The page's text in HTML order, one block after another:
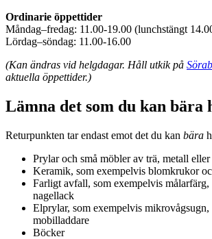
Ordinarie öppettider
Måndag–fredag: 11.00-19.00 (lunchstängt
Lördag–söndag: 11.00-16.00
(Kan ändras vid helgdagar. Håll utkik på
aktuella öppettider.)
Lämna det som du kan bära
Returpunkten tar endast emot det du kan bära
Prylar och små möbler av trä, metall eller
Keramik, som exempelvis blomkrukor
Farligt avfall, som exempelvis målarfärg,
nagellack
Elprylar, som exempelvis
mobilladdare
Böcker